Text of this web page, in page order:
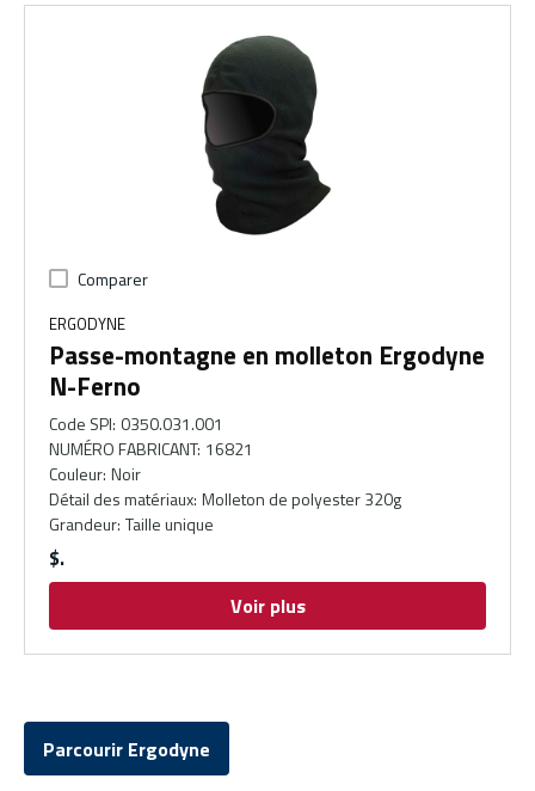
Comparer
ERGODYNE
Passe-montagne en molleton Ergodyne
N-Ferno
Code SPI: 0350.031.001
NUMÉRO FABRICANT: 16821
Couleur: Noir
Détail des matériaux: Molleton de polyester 320g
Grandeur: Taille unique
$
Voir plus
Parcourir Ergodyne